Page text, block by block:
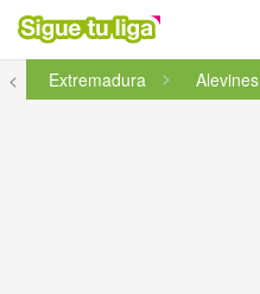
<
Extremadura Alevines